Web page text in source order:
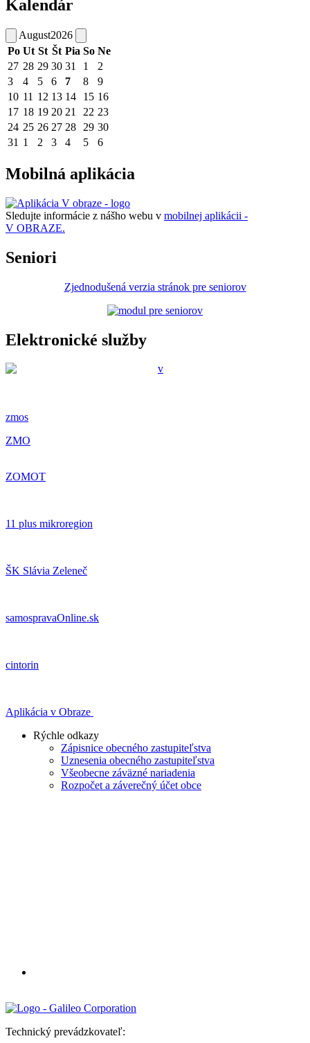
Kalendár
August2026
Po Ut St Št Pia So Ne
27 28 29 30 31 1
2
3
4 5 6 7 8
9
10 11 12 13 14 15 16
17 18 19 20 21 22 23
24 25 26 27 28 29 30
31 1 2 3 4 5 6
Mobilná aplikácia
Sledujte informácie z nášho webu v mobilnej aplikácii -
V OBRAZE.
Seniori
Zjednodušená verzia stránok pre seniorov
Elektronické služby
zmos
ZMO
ZOMOT
11 plus mikroregion
ŠK Slávia Zeleneč
samospravaOnline.sk
cintorin
Aplikácia v Obraze
Rýchle odkazy
Zápisnice obecného zastupiteľstva
Uznesenia obecného zastupiteľstva
Všeobecne záväzné nariadenia
Rozpočet a záverečný účet obce
Technický prevádzkovateľ: